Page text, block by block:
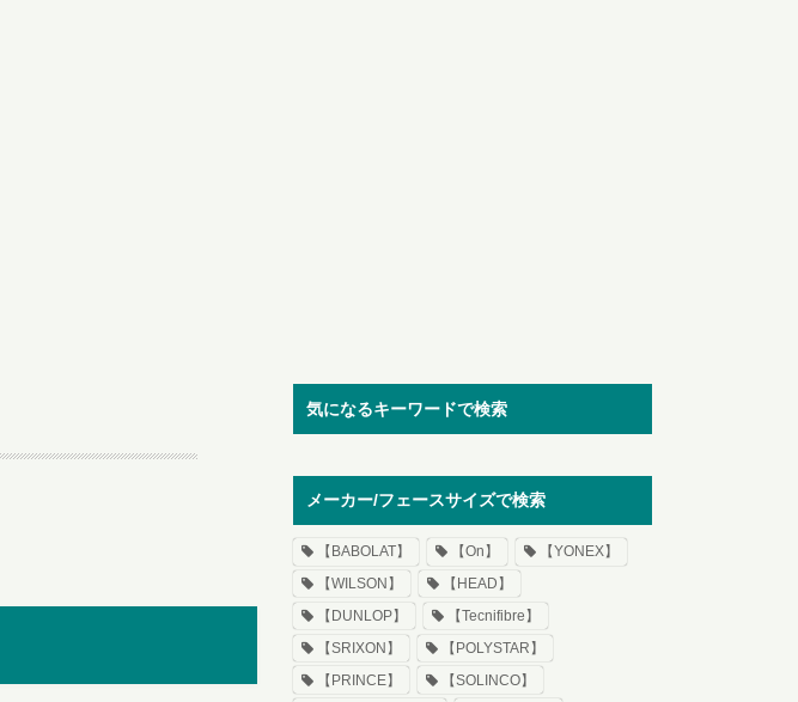
気になるキーワードで検索
メーカー/フェースサイズで検索
【BABOLAT】 【On】
【YONEX】
【WILSON】
【HEAD】
【DUNLOP】
【Tecnifibre】
【SRIXON】
【POLYSTAR】
【PRINCE】
【SOLINCO】